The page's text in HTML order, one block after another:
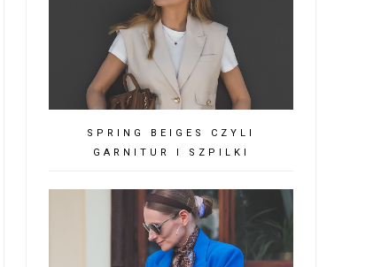
SPRING BEIGES CZYLI
GARNITUR I SZPILKI